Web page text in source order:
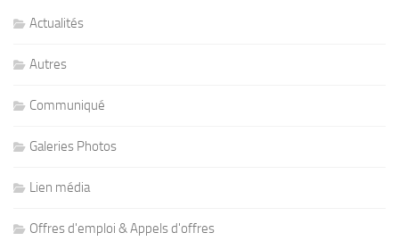
Actualités
Autres
Communiqué
Galeries Photos
Lien média
Offres d'emploi & Appels d'offres